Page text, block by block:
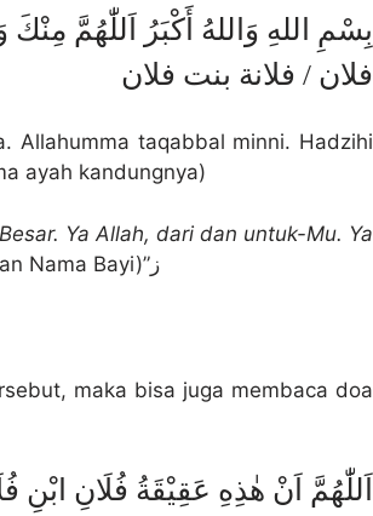
بِسْمِ اللهِ وَاللهُ أَكْبَرُ اَللّٰهُمَّ
فلان / فلانة بنت فلان
Allahumma taqabbal minni. Hadzihi
ayah kandungnya)
Ya Allah, dari dan untuk-Mu. Ya
(Sebutkan Nama Bayi)”ز
maka bisa juga membaca doa
اَللّٰهُمَّ اَنْ هٰذِهِ عَقِيْقَةُ فُلَانِ ابْنِ